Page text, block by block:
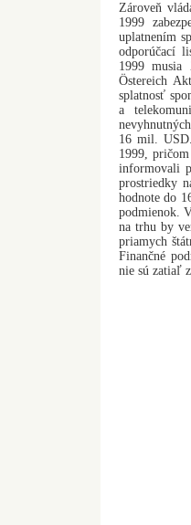
Zároveň
1999
uplatnením
odporúčací
1999 musia
Östereich
splatnosť
a
16 mil.
1999,
informovali
prostriedky
hodnote do
podmienok.
na trhu by
priamych
Finančné
nie sú zatiaľ